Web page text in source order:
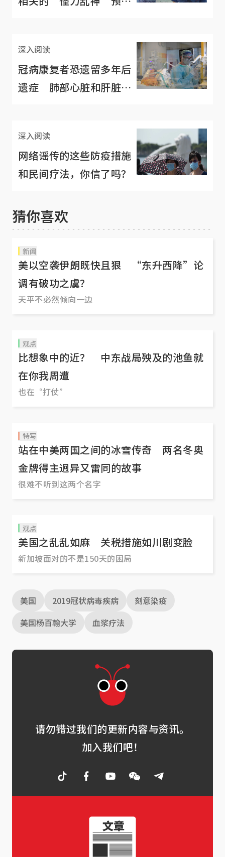
深入阅读
冠病康复者恐遗留多年后
遗症 肺部心脏和肝脏可
深入阅读
网络谣传的这些防疫措施
和民间疗法，你信了吗？
猜你喜欢
新闻
美以空袭伊朗既快且狠 “东升西降”论
调有破功之虞？
天平不必然倾向一边
观点
比想象中的近？ 中东战局殃及的池鱼就
在你我周遭
也在“打仗”
特写
站在中美两国之间的冰雪传奇 两名冬奥
金牌得主迥异又雷同的故事
很难不听到这两个名字
观点
美国之乱乱如麻 关税措施如川剧变脸
新加坡面对的不是150天的困局
美国 2019冠状病毒疾病
刻意染疫
美国杨百翰大学
血浆疗法
请勿错过我们的更新内容与资讯。
加入我们吧！